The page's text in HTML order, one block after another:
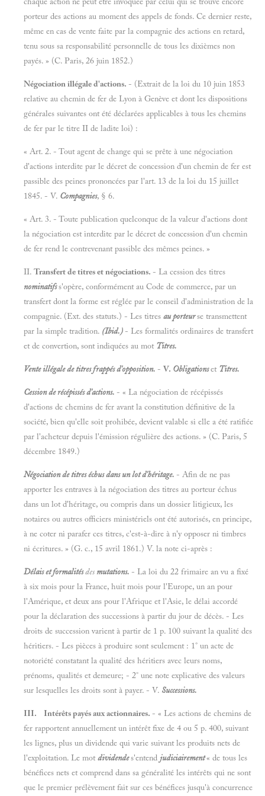
porteur des actions au moment des appels de fonds. Ce dernier reste,
même en cas de vente faite par la compagnie des actions en retard,
tenu sous sa responsabilité personnelle de tous les dixièmes non
payés. » (C. Paris, 26 juin 1852.)
Négociation illégale d'actions. - (Extrait de la loi du 10 juin 1853
relative au chemin de fer de Lyon à Genève et dont les dispositions
générales suivantes ont été déclarées applicables à tous les chemins
de fer par le titre II de ladite loi) :
« Art. 2. - Tout agent de change qui se prête à une négociation
d'actions interdite par le décret de concession d'un chemin de fer est
passible des peines prononcées par l'art. 13 de la loi du 15 juillet
1845. - V. Compagnies, § 6.
« Art. 3. - Toute publication quelconque de la valeur d'actions dont
la négociation est interdite par le décret de concession d'un chemin
de fer rend le contrevenant passible des mêmes peines. »
II. Transfert de titres et négociations. - La cession des titres
nominatifss'opère, conformément au Code de commerce, par un
transfert dont la forme est réglée par le conseil d'administration de la
compagnie. (Ext. des statuts.) - Les titres au porteurse transmettent
par la simple tradition. (Ibid.)- Les formalités ordinaires de transfert
et de convertion, sont indiquées au mot Titres.
Vente illégale de titres frappés d'opposition. - V. Obligationset Titres.
Cession de récépissés d'actions. - « La négociation de récépissés
d'actions de chemins de fer avant la constitution définitive de la
société, bien qu'elle soit prohibée, devient valable si elle a été ratifiée
par l'acheteur depuis l'émission régulière des actions. » (C. Paris, 5
décembre 1849.)
Négociation de titres échus dans un lot d'héritage. - Afin de ne pas
apporter les entraves à la négociation des titres au porteur échus
dans un lot d'héritage, ou compris dans un dossier litigieux, les
notaires ou autres officiers ministériels ont été autorisés, en principe,
à ne coter ni parafer ces titres, c'est-à-dire à n'y opposer ni timbres
ni écritures. » (G. c., 15 avril 1861.) V. la note ci-après :
Délais et formalitésdes mutations. - La loi du 22 frimaire an vu a fixé
à six mois pour la France, huit mois pour l'Europe, un an pour
l'Amérique, et deux ans pour l'Afrique et l'Asie, le délai accordé
pour la déclaration des successions à partir du jour de décès. - Les
droits de succession varient à partir de 1 p. 100 suivant la qualité des
héritiers. - Les pièces à produire sont seulement : 1° un acte de
notoriété constatant la qualité des héritiers avec leurs noms,
prénoms, qualités et demeure; - 2° une note explicative des valeurs
sur lesquelles les droits sont à payer. - V. Successions.
III. Intérêts payés aux actionnaires. - « Les actions de chemins de
fer rapportent annuellement un intérêt fixe de 4 ou 5 p. 400, suivant
les lignes, plus un dividende qui varie suivant les produits nets de
l'exploitation. Le motdividendes'entend judiciairement« de tous les
bénéfices nets et comprend dans sa généralité les intérêts qui ne sont
que le premier prélèvement fait sur ces bénéfices jusqu'à concurrence